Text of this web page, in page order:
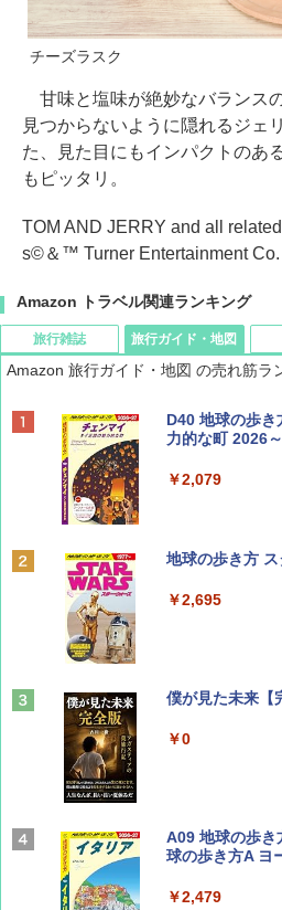
チーズラスク
甘味と塩味が絶妙なバランス
見つからないように隠れるジェ
た、見た目にもインパクトのあ
もピッタリ。
TOM AND JERRY and all
s©＆™ Turner Entertainment Co.
Amazon トラベル関連ランキング
旅行雑誌
BE-PAL(ビ-パ
SOTO ミニマ
￥1,500
ディズニーフ
山と溪谷 2026
￥1,540
Coyote No.89
旅行ガイド・地図
Amazon 旅行ガイド・地図 の売れ筋ラ
D40 地球の歩
力的な町 2026
￥2,079
地球の歩き方
￥2,695
僕が見た未来【
￥0
A09 地球の歩き
球の歩き方A ヨ
￥2,479